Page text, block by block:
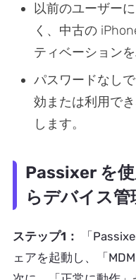
以前のユーザー
く、中古の
ティベーション
パスワードなし
効または利用で
します。
Passixer を
らデバイス
ステップ1：
「
ェアを起動し、「